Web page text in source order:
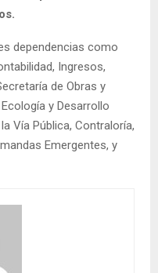
dependencias como
Ingresos,
de Obras y
y Desarrollo
Vía Pública, Contraloría,
Emergentes, y